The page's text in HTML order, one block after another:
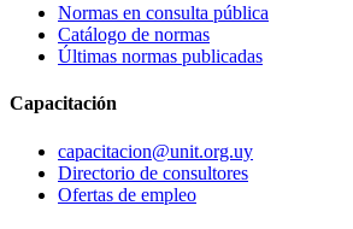
Normas en consulta pública
Catálogo de normas
Últimas normas publicadas
Capacitación
capacitacion@unit.org.uy
Directorio de consultores
Ofertas de empleo